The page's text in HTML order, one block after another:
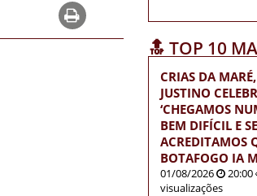
🔝 TOP 10
CRIAS DA
JUSTINO
‘CHEGAMOS
BEM DIFÍCIL E
ACREDITAMOS
BOTAFOGO IA
01/08/2026 20:00
visualizações